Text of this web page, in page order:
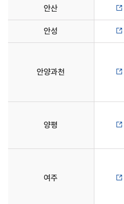
안산
안성
안양과천
양평
여주